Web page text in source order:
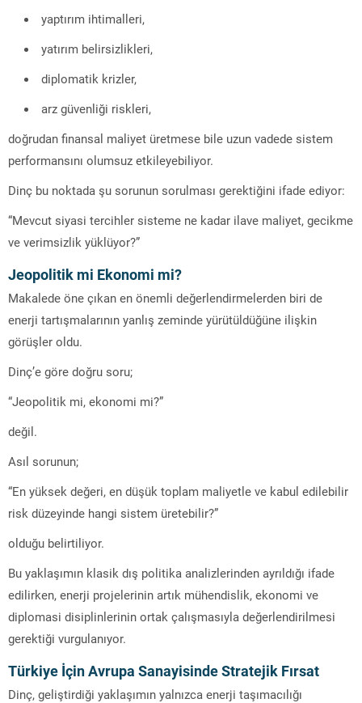
yaptırım ihtimalleri,
yatırım belirsizlikleri,
diplomatik krizler,
arz güvenliği riskleri,
doğrudan finansal maliyet üretmese bile uzun vadede sistem
performansını olumsuz etkileyebiliyor.
Dinç bu noktada şu sorunun sorulması gerektiğini ifade ediyor:
“Mevcut siyasi tercihler sisteme ne kadar ilave maliyet, gecikme
ve verimsizlik yüklüyor?”
Jeopolitik mi Ekonomi mi?
Makalede öne çıkan en önemli değerlendirmelerden biri de
enerji tartışmalarının yanlış zeminde yürütüldüğüne ilişkin
görüşler oldu.
Dinç’e göre doğru soru;
“Jeopolitik mi, ekonomi mi?”
değil.
Asıl sorunun;
“En yüksek değeri, en düşük toplam maliyetle ve kabul edilebilir
risk düzeyinde hangi sistem üretebilir?”
olduğu belirtiliyor.
Bu yaklaşımın klasik dış politika analizlerinden ayrıldığı ifade
edilirken, enerji projelerinin artık mühendislik, ekonomi ve
diplomasi disiplinlerinin ortak çalışmasıyla değerlendirilmesi
gerektiği vurgulanıyor.
Türkiye İçin Avrupa Sanayisinde Stratejik Fırsat
Dinç, geliştirdiği yaklaşımın yalnızca enerji taşımacılığı